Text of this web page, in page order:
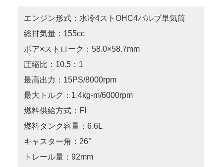
エンジン形式：水冷4ストOHC4バルブ単気筒
総排気量：155cc
ボア×ストローク：58.0×58.7mm
圧縮比：10.5：1
最高出力：15PS/8000rpm
最大トルク：1.4kg-m/6000rpm
燃料供給方式：FI
燃料タンク容量：6.6L
キャスター角：26°
トレール量：92mm